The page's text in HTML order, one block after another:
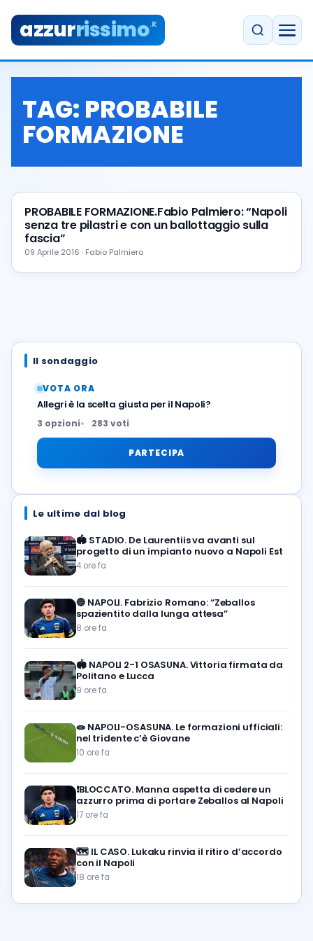
azzurrissimo.it
TAG: PROBABILE
FORMAZIONE
PROBABILE FORMAZIONE.Fabio Palmiero: “Napoli
senza tre pilastri e con un ballottaggio sulla
fascia”
09 Aprile 2016 · Fabio Palmiero
Il sondaggio
VOTA ORA
Allegri è la scelta giusta per il Napoli?
3 opzioni 283 voti
PARTECIPA
Le ultime dal blog
🏟️ STADIO. De Laurentiis va avanti sul
progetto di un impianto nuovo a Napoli Est
4 ore fa
🔵 NAPOLI. Fabrizio Romano: “Zeballos
spazientito dalla lunga attesa”
8 ore fa
🏟️ NAPOLI 2-1 OSASUNA. Vittoria firmata da
Politano e Lucca
9 ore fa
🧫 NAPOLI-OSASUNA. Le formazioni ufficiali:
nel tridente c’è Giovane
10 ore fa
❗️BLOCCATO. Manna aspetta di cedere un
azzurro prima di portare Zeballos al Napoli
17 ore fa
🗺️ IL CASO. Lukaku rinvia il ritiro d’accordo
con il Napoli
18 ore fa